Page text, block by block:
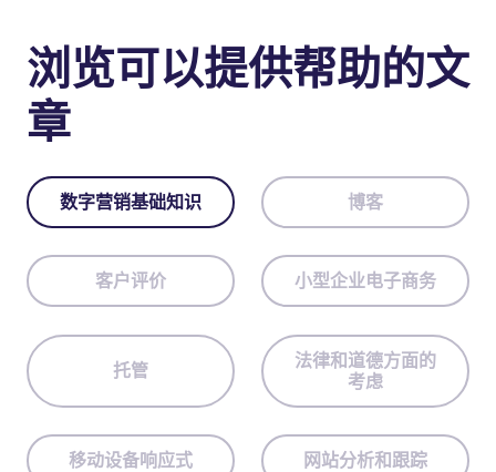
浏览可以提供帮助的文
章
数字营销基础知识 博客
客户评价 小型企业电子商务
托管
法律和道德方面的
考虑
移动设备响应式 网站分析和跟踪